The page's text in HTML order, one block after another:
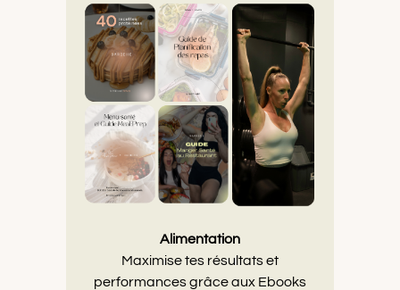
Alimentation
Maximise tes résultats et
performances grâce aux Ebooks